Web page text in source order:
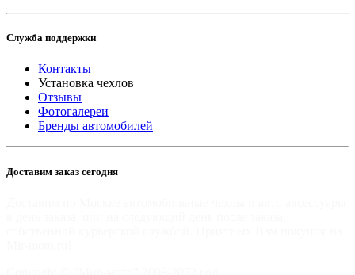
Служба поддержки
Контакты
Установка чехлов
Отзывы
Фотогалереи
Бренды автомобилей
Доставим заказ сегодня